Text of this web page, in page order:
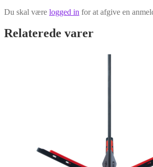
Du skal være logged in for at afgive en
Relaterede varer